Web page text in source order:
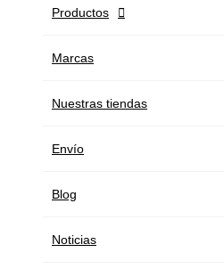
Productos 
Marcas
Nuestras tiendas
Envío
Blog
Noticias